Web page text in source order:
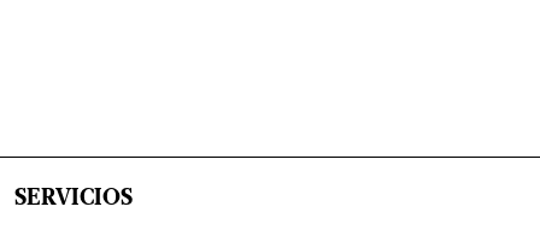
SERVICIOS